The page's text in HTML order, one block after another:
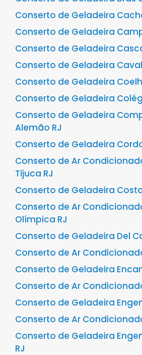
Conserto de Geladeira
Conserto de Geladeira
Conserto de Geladeira
Conserto de Geladeira
Conserto de Geladeira
Conserto de Geladeira
Conserto de Geladeira
Alemão RJ
Conserto de Geladeira
Conserto de Ar
Tijuca RJ
Conserto de Geladeira
Conserto de Ar
Olímpica RJ
Conserto de Geladeira Del
Conserto de Ar
Conserto de Geladeira
Conserto de Ar
Conserto de Geladeira
Conserto de Ar
Conserto de Geladeira
RJ